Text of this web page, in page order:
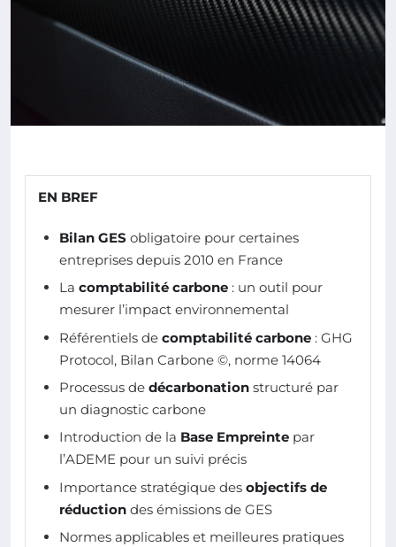
EN BREF
Bilan GES obligatoire pour certaines
entreprises depuis 2010 en France
La comptabilité carbone : un outil pour
mesurer l’impact environnemental
Référentiels de comptabilité carbone : GHG
Protocol, Bilan Carbone ©, norme 14064
Processus de décarbonation structuré par
un diagnostic carbone
Introduction de la Base Empreinte par
l’ADEME pour un suivi précis
Importance stratégique des objectifs de
réduction des émissions de GES
Normes applicables et meilleures pratiques